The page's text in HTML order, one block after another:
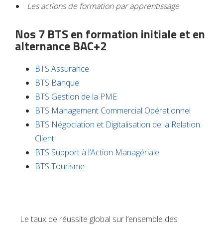
Les actions de formation par apprentissage
Nos 7 BTS en formation initiale et en
alternance BAC+2
BTS Assurance
BTS Banque
BTS Gestion de la PME
BTS Management Commercial Opérationnel
BTS Négociation et Digitalisation de la Relation
Client
BTS Support à l’Action Managériale
BTS Tourisme
Le taux de réussite global sur l’ensemble des